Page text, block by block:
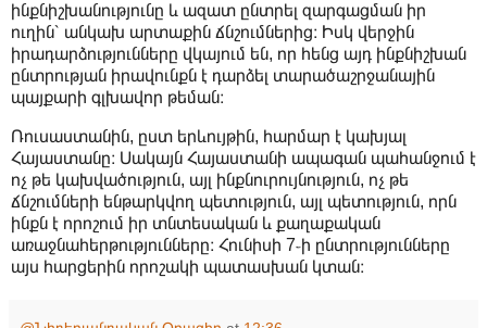
ինքնիշխանությունը և ազատ ընտրել զարգացման իր
ուղին՝ անկախ արտաքին ճնշումներից։ Իսկ վերջին
իրադարձությունները վկայում են, որ հենց այդ ինքնիշխան
ընտրության իրավունքն է դարձել տարածաշրջանային
պայքարի գլխավոր թեման։
Ռուսաստանին, ըստ երևույթին, հարմար է կախյալ
Հայաստանը։ Սակայն Հայաստանի ապագան պահանջում է
ոչ թե կախվածություն, այլ ինքնուրույնություն, ոչ թե
ճնշումների ենթարկվող պետություն, այլ պետություն, որն
ինքն է որոշում իր տնտեսական և քաղաքական
առաջնահերթությունները։ Հունիսի 7֊ի ընտրությունները
այս հարցերին որոշակի պատասխան կտան։